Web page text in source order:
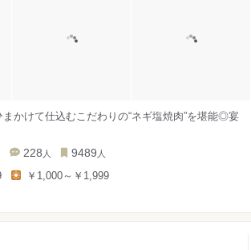
かけて仕込むこだわりの“ネギ塩焼肉”を堪能◎宴
228 人 9489 人
￥1,000～￥1,999